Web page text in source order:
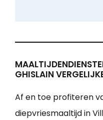
GHISLAIN
Af en toe profiteren
diepvriesmaaltijd in